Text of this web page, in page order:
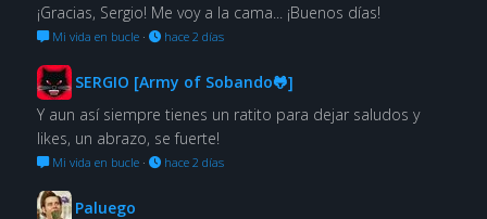
¡Gracias, Sergio! Me voy a la cama... ¡Buenos días!
Mi vida en bucle· hace 2 días
SERGIO [Army of Sobando🐸]
Y aun así siempre tienes un ratito para dejar saludos y
likes, un abrazo, se fuerte!
Mi vida en bucle· hace 2 días
Paluego